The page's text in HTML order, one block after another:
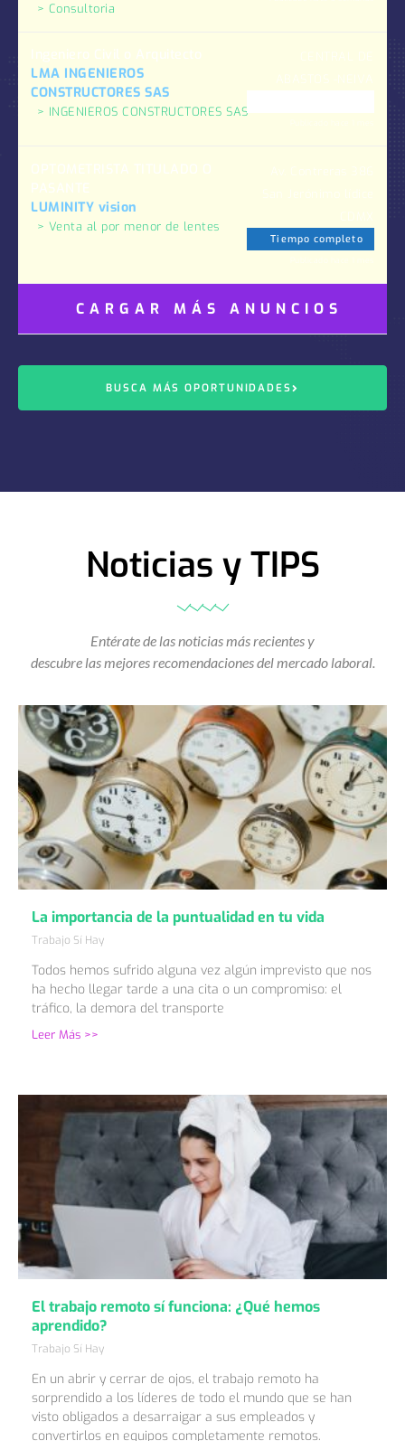
Consultoria
Ingeniero Civil o Arquitecto
LMA INGENIEROS
CONSTRUCTORES SAS
INGENIEROS CONSTRUCTORES SAS
CENTRAL DE
ABASTOS -NEIVA
OPTOMETRISTA TITULADO O
PASANTE
LUMINITY vision
Venta al por menor de lentes
Av. Contreras 386
CDMX
Tiempo completo
CARGAR MÁS ANUNCIOS
BUSCA MÁS OPORTUNIDADES
Noticias y TIPS
Entérate de las noticias más recientes y
descubre las mejores recomendaciones del mercado laboral.
La importancia de la puntualidad en tu vida
Trabajo Sí Hay
Todos hemos sufrido alguna vez algún imprevisto que nos
ha hecho llegar tarde a una cita o un compromiso: el
tráfico, la demora del transporte
Leer Más >>
El trabajo remoto sí funciona: ¿Qué hemos
aprendido?
Trabajo Sí Hay
En un abrir y cerrar de ojos, el trabajo remoto ha
sorprendido a los líderes de todo el mundo que se han
visto obligados a desarraigar a sus empleados y
convertirlos en equipos completamente remotos.